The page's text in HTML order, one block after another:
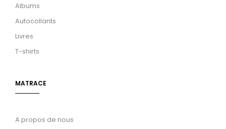
Albums
Autocollants
Livres
T-shirts
MATRACE
A propos de nous